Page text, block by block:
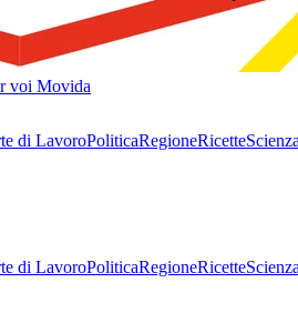
voi Movida
di LavoroPoliticaRegioneRicette
di LavoroPoliticaRegioneRicette